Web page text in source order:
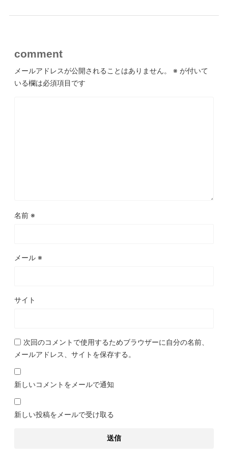
comment
メールアドレスが公開されることはありません。 ※ が付いて
いる欄は必須項目です
名前 ※
メール ※
サイト
次回のコメントで使用するためブラウザーに自分の名前、
メールアドレス、サイトを保存する。
新しいコメントをメールで通知
新しい投稿をメールで受け取る